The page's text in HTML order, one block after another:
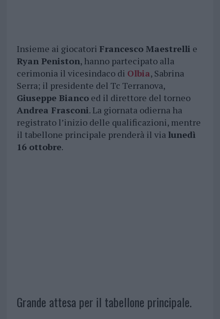
Insieme ai giocatori Francesco Maestrelli e
Ryan Peniston, hanno partecipato alla
cerimonia il vicesindaco di Olbia, Sabrina
Serra; il presidente del Tc Terranova,
Giuseppe Biancoed il direttore del torneo
Andrea Frasconi. La giornata odierna ha
registrato l’inizio delle qualificazioni, mentre
il tabellone principale prenderà il via lunedì
16 ottobre.
Grande attesa per il tabellone principale.